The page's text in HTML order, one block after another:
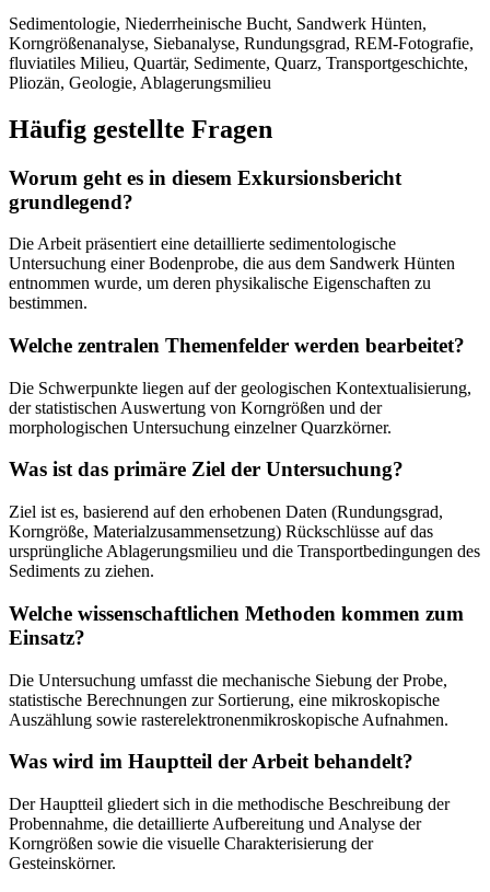
Sedimentologie, Niederrheinische Bucht, Sandwerk Hünten,
Korngrößenanalyse, Siebanalyse, Rundungsgrad, REM-Fotografie,
fluviatiles Milieu, Quartär, Sedimente, Quarz, Transportgeschichte,
Pliozän, Geologie, Ablagerungsmilieu
Häufig gestellte Fragen
Worum geht es in diesem Exkursionsbericht
grundlegend?
Die Arbeit präsentiert eine detaillierte sedimentologische
Untersuchung einer Bodenprobe, die aus dem Sandwerk Hünten
entnommen wurde, um deren physikalische Eigenschaften zu
bestimmen.
Welche zentralen Themenfelder werden bearbeitet?
Die Schwerpunkte liegen auf der geologischen Kontextualisierung,
der statistischen Auswertung von Korngrößen und der
morphologischen Untersuchung einzelner Quarzkörner.
Was ist das primäre Ziel der Untersuchung?
Ziel ist es, basierend auf den erhobenen Daten (Rundungsgrad,
Korngröße, Materialzusammensetzung) Rückschlüsse auf das
ursprüngliche Ablagerungsmilieu und die Transportbedingungen des
Sediments zu ziehen.
Welche wissenschaftlichen Methoden kommen zum
Einsatz?
Die Untersuchung umfasst die mechanische Siebung der Probe,
statistische Berechnungen zur Sortierung, eine mikroskopische
Auszählung sowie rasterelektronenmikroskopische Aufnahmen.
Was wird im Hauptteil der Arbeit behandelt?
Der Hauptteil gliedert sich in die methodische Beschreibung der
Probennahme, die detaillierte Aufbereitung und Analyse der
Korngrößen sowie die visuelle Charakterisierung der
Gesteinskörner.